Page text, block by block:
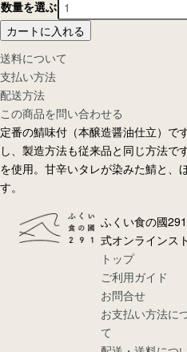
数量を選ぶ
カートに入れる
送料について
支払い方法
配送方法
この商品を問い合わせる
定番の鯖味付（本醸造醤油仕立）で
し、製造方法も従来品と同じ方法で
を使用。甘辛いタレが染みた鯖と、
す。
ふくい食の國
式オンラインス
トップ
ご利用ガイド
お問合せ
お支払い方法に
て